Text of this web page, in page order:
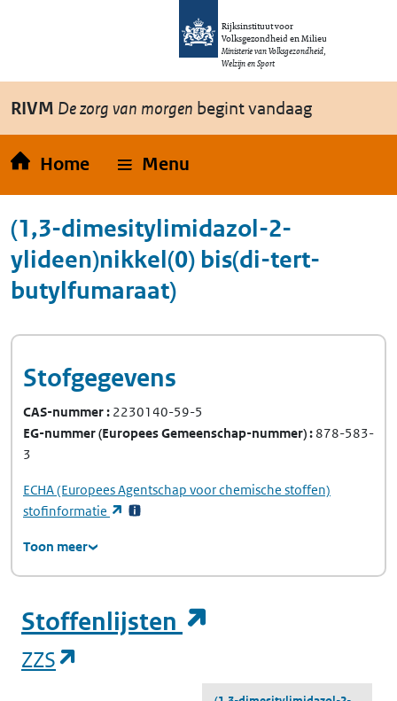
Overslaan en naar de inhoud gaan
Rijksinstituut voor
Volksgezondheid en Milieu
Ministerie van Volksgezondheid,
Welzijn en Sport
RIVM De zorg van morgen begint vandaag
Home Menu
(1,3-dimesitylimidazol-2-
ylideen)nikkel(0) bis(di-tert-
butylfumaraat)
Stofgegevens
CAS-nummer 2230140-59-5
EG-nummer(Europees Gemeenschap-nummer) 878-583-
3
ECHA(Europees Agentschap voor chemische stoffen)
stofinformatie
(opent in een nieuw tabblad)
Toon meer
Stoffenlijsten
ZZS